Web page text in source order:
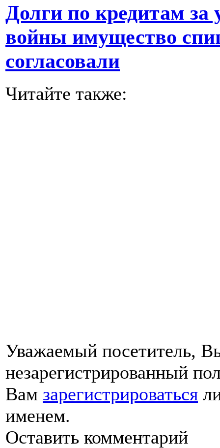
Долги по кредитам за
войны имущество
согласовали
Читайте также:
Уважаемый посетитель,
незарегистрированный
Вам зарегистрироваться
именем.
Оставить комментарий